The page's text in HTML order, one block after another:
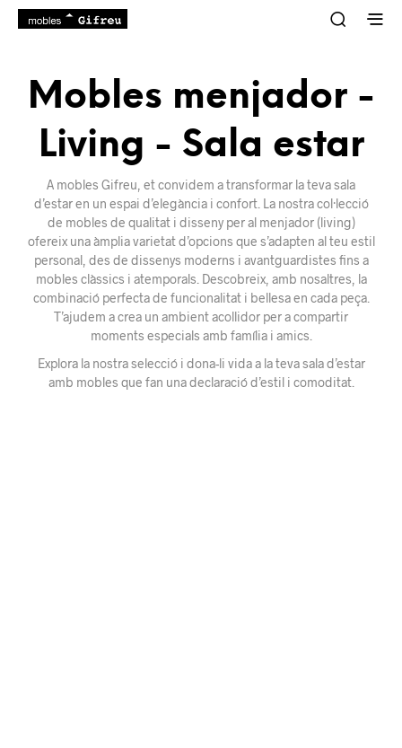
Mobles menjador -
Living - Sala estar
A mobles Gifreu, et convidem a transformar la teva sala
d’estar en un espai d’elegància i confort. La nostra col·lecció
de mobles de qualitat i disseny per al menjador (living)
ofereix una àmplia varietat d’opcions que s’adapten al teu estil
personal, des de dissenys moderns i avantguardistes fins a
mobles clàssics i atemporals. Descobreix, amb nosaltres, la
combinació perfecta de funcionalitat i bellesa en cada peça.
T’ajudem a crea un ambient acollidor per a compartir
moments especials amb família i amics.
Explora la nostra selecció i dona-li vida a la teva sala d’estar
amb mobles que fan una declaració d’estil i comoditat.